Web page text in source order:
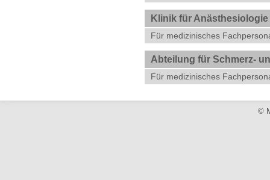
Klinik für Anästhesiologie
Für medizinisches
Abteilung für Schmerz-
Für medizinisches
©